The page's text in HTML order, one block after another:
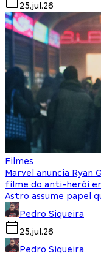
25.jul.26
Filmes
Marvel anuncia Ryan
filme do anti-herói
Astro assume papel
Pedro Siqueira
25.jul.26
Pedro Siqueira